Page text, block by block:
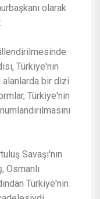
olarak
Türkiye'nin
bir dizi
Türkiye'nin
Savaşı'nın
Osmanlı
Türkiye'nin